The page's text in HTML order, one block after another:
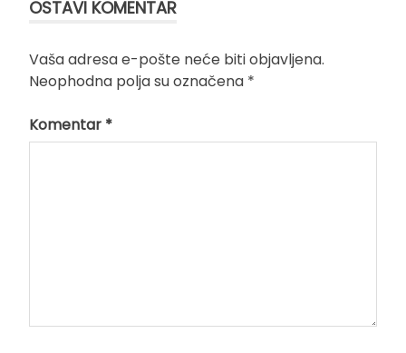
OSTAVI KOMENTAR
Vaša adresa e-pošte neće biti objavljena.
Neophodna polja su označena *
Komentar *